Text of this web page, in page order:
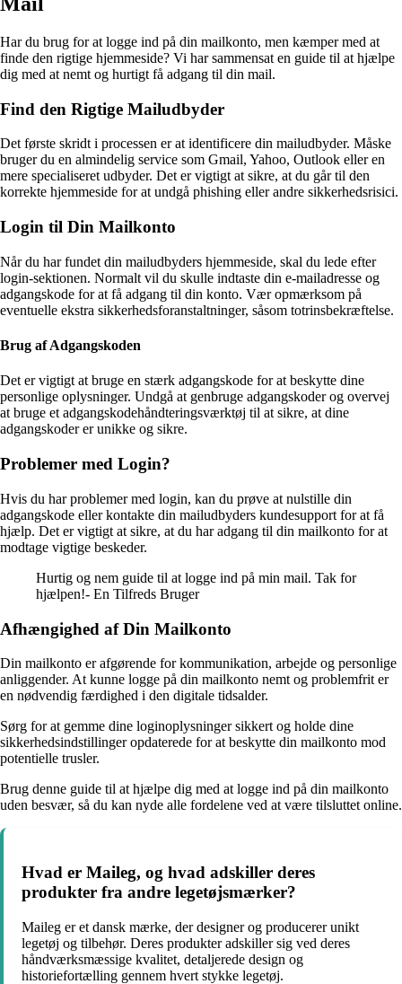
Har du brug for at logge ind på din mailkonto, men kæmper med at
finde den rigtige hjemmeside? Vi har sammensat en guide til at hjælpe
dig med at nemt og hurtigt få adgang til din mail.
Find den Rigtige Mailudbyder
Det første skridt i processen er at identificere din mailudbyder. Måske
bruger du en almindelig service som Gmail, Yahoo, Outlook eller en
mere specialiseret udbyder. Det er vigtigt at sikre, at du går til den
korrekte hjemmeside for at undgå phishing eller andre sikkerhedsrisici.
Login til Din Mailkonto
Når du har fundet din mailudbyders hjemmeside, skal du lede efter
login-sektionen. Normalt vil du skulle indtaste din e-mailadresse og
adgangskode for at få adgang til din konto. Vær opmærksom på
eventuelle ekstra sikkerhedsforanstaltninger, såsom totrinsbekræftelse.
Brug af Adgangskoden
Det er vigtigt at bruge en stærk adgangskode for at beskytte dine
personlige oplysninger. Undgå at genbruge adgangskoder og overvej
at bruge et adgangskodehåndteringsværktøj til at sikre, at dine
adgangskoder er unikke og sikre.
Problemer med Login?
Hvis du har problemer med login, kan du prøve at nulstille din
adgangskode eller kontakte din mailudbyders kundesupport for at få
hjælp. Det er vigtigt at sikre, at du har adgang til din mailkonto for at
modtage vigtige beskeder.
Hurtig og nem guide til at logge ind på min mail. Tak for
hjælpen!- En Tilfreds Bruger
Afhængighed af Din Mailkonto
Din mailkonto er afgørende for kommunikation, arbejde og personlige
anliggender. At kunne logge på din mailkonto nemt og problemfrit er
en nødvendig færdighed i den digitale tidsalder.
Sørg for at gemme dine loginoplysninger sikkert og holde dine
sikkerhedsindstillinger opdaterede for at beskytte din mailkonto mod
potentielle trusler.
Brug denne guide til at hjælpe dig med at logge ind på din mailkonto
uden besvær, så du kan nyde alle fordelene ved at være tilsluttet online.
Hvad er Maileg, og hvad adskiller deres
produkter fra andre legetøjsmærker?
Maileg er et dansk mærke, der designer og producerer unikt
legetøj og tilbehør. Deres produkter adskiller sig ved deres
håndværksmæssige kvalitet, detaljerede design og
historiefortælling gennem hvert stykke legetøj.